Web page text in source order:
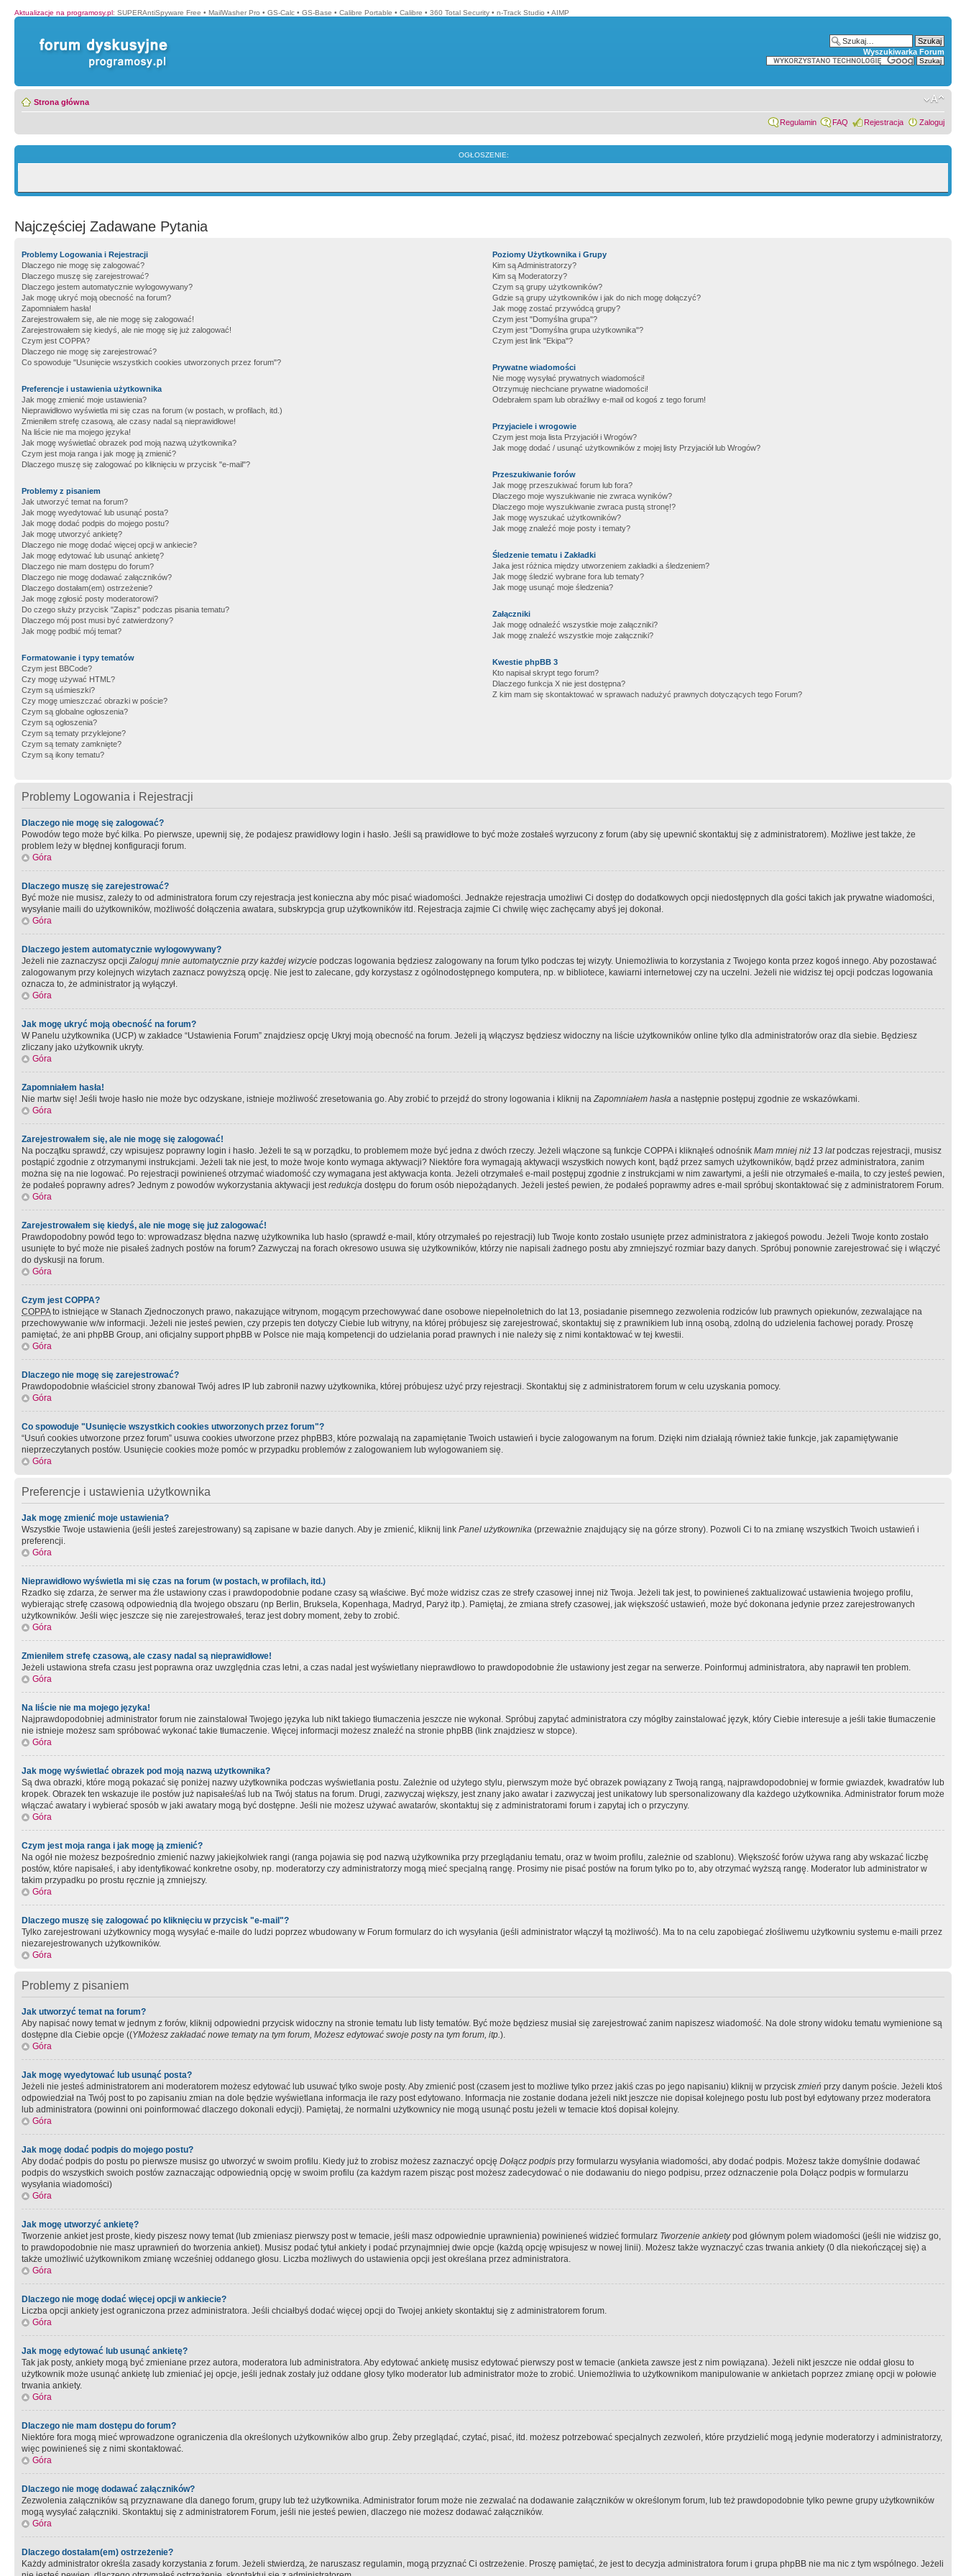
Aktualizacje na programosy.pl: SUPERAntiSpyware Free • MailWasher Pro • GS-Calc • GS-Base • Calibre Portable • Calibre • 360 Total Security • n-Track Studio • AIMP
Wyszukiwarka Forum
Strona główna
Regulamin FAQ Rejestracja Zaloguj
OGŁOSZENIE:
Najczęściej Zadawane Pytania
Problemy Logowania i Rejestracji
Dlaczego nie mogę się zalogować?
Dlaczego muszę się zarejestrować?
Dlaczego jestem automatycznie wylogowywany?
Jak mogę ukryć moją obecność na forum?
Zapomniałem hasła!
Zarejestrowałem się, ale nie mogę się zalogować!
Zarejestrowałem się kiedyś, ale nie mogę się już zalogować!
Czym jest COPPA?
Dlaczego nie mogę się zarejestrować?
Co spowoduje "Usunięcie wszystkich cookies utworzonych przez forum"?
Preferencje i ustawienia użytkownika
Jak mogę zmienić moje ustawienia?
Nieprawidłowo wyświetla mi się czas na forum (w postach, w profilach, itd.)
Zmieniłem strefę czasową, ale czasy nadal są nieprawidłowe!
Na liście nie ma mojego języka!
Jak mogę wyświetlać obrazek pod moją nazwą użytkownika?
Czym jest moja ranga i jak mogę ją zmienić?
Dlaczego muszę się zalogować po kliknięciu w przycisk "e-mail"?
Problemy z pisaniem
Jak utworzyć temat na forum?
Jak mogę wyedytować lub usunąć posta?
Jak mogę dodać podpis do mojego postu?
Jak mogę utworzyć ankietę?
Dlaczego nie mogę dodać więcej opcji w ankiecie?
Jak mogę edytować lub usunąć ankietę?
Dlaczego nie mam dostępu do forum?
Dlaczego nie mogę dodawać załączników?
Dlaczego dostałam(em) ostrzeżenie?
Jak mogę zgłosić posty moderatorowi?
Do czego służy przycisk "Zapisz" podczas pisania tematu?
Dlaczego mój post musi być zatwierdzony?
Jak mogę podbić mój temat?
Formatowanie i typy tematów
Czym jest BBCode?
Czy mogę używać HTML?
Czym są uśmieszki?
Czy mogę umieszczać obrazki w poście?
Czym są globalne ogłoszenia?
Czym są ogłoszenia?
Czym są tematy przyklejone?
Czym są tematy zamknięte?
Czym są ikony tematu?
Poziomy Użytkownika i Grupy
Kim są Administratorzy?
Kim są Moderatorzy?
Czym są grupy użytkowników?
Gdzie są grupy użytkowników i jak do nich mogę dołączyć?
Jak mogę zostać przywódcą grupy?
Czym jest "Domyślna grupa"?
Czym jest "Domyślna grupa użytkownika"?
Czym jest link "Ekipa"?
Prywatne wiadomości
Nie mogę wysyłać prywatnych wiadomości!
Otrzymuję niechciane prywatne wiadomości!
Odebrałem spam lub obraźliwy e-mail od kogoś z tego forum!
Przyjaciele i wrogowie
Czym jest moja lista Przyjaciół i Wrogów?
Jak mogę dodać / usunąć użytkowników z mojej listy Przyjaciół lub Wrogów?
Przeszukiwanie forów
Jak mogę przeszukiwać forum lub fora?
Dlaczego moje wyszukiwanie nie zwraca wyników?
Dlaczego moje wyszukiwanie zwraca pustą stronę!?
Jak mogę wyszukać użytkowników?
Jak mogę znaleźć moje posty i tematy?
Śledzenie tematu i Zakładki
Jaka jest różnica między utworzeniem zakładki a śledzeniem?
Jak mogę śledzić wybrane fora lub tematy?
Jak mogę usunąć moje śledzenia?
Załączniki
Jak mogę odnaleźć wszystkie moje załączniki?
Jak mogę znaleźć wszystkie moje załączniki?
Kwestie phpBB 3
Kto napisał skrypt tego forum?
Dlaczego funkcja X nie jest dostępna?
Z kim mam się skontaktować w sprawach nadużyć prawnych dotyczących tego Forum?
Problemy Logowania i Rejestracji
Dlaczego nie mogę się zalogować?
Powodów tego może być kilka. Po pierwsze, upewnij się, że podajesz prawidłowy login i hasło. Jeśli są prawidłowe to być może zostałeś wyrzucony z forum (aby się upewnić skontaktuj się z administratorem). Możliwe jest także, że
problem leży w błędnej konfiguracji forum.
Góra
Dlaczego muszę się zarejestrować?
Być może nie musisz, zależy to od administratora forum czy rejestracja jest konieczna aby móc pisać wiadomości. Jednakże rejestracja umożliwi Ci dostęp do dodatkowych opcji niedostępnych dla gości takich jak prywatne wiadomości,
wysyłanie maili do użytkowników, możliwość dołączenia awatara, subskrypcja grup użytkowników itd. Rejestracja zajmie Ci chwilę więc zachęcamy abyś jej dokonał.
Góra
Dlaczego jestem automatycznie wylogowywany?
Jeżeli nie zaznaczysz opcjiZaloguj mnie automatycznie przy każdej wizycie podczas logowania będziesz zalogowany na forum tylko podczas tej wizyty. Uniemożliwia to korzystania z Twojego konta przez kogoś innego. Aby pozostawać
zalogowanym przy kolejnych wizytach zaznacz powyższą opcję. Nie jest to zalecane, gdy korzystasz z ogólnodostępnego komputera, np. w bibliotece, kawiarni internetowej czy na uczelni. Jeżeli nie widzisz tej opcji podczas logowania
oznacza to, że administrator ją wyłączył.
Góra
Jak mogę ukryć moją obecność na forum?
W Panelu użytkownika (UCP) w zakładce “Ustawienia Forum” znajdziesz opcję Ukryj moją obecność na forum. Jeżeli ją włączysz będziesz widoczny na liście użytkowników online tylko dla administratorów oraz dla siebie. Będziesz
zliczany jako użytkownik ukryty.
Góra
Zapomniałem hasła!
Nie martw się! Jeśli twoje hasło nie może byc odzyskane, istnieje możliwość zresetowania go. Aby zrobić to przejdź do strony logowania i kliknij naZapomniałem hasła a następnie postępuj zgodnie ze wskazówkami.
Góra
Zarejestrowałem się, ale nie mogę się zalogować!
Na początku sprawdź, czy wpisujesz poprawny login i hasło. Jeżeli te są w porządku, to problemem może być jedna z dwóch rzeczy. Jeżeli włączone są funkcje COPPA i kliknąłeś odnośnik Mam mniej niż 13 latpodczas rejestracji, musisz
postąpić zgodnie z otrzymanymi instrukcjami. Jeżeli tak nie jest, to może twoje konto wymaga aktywacji? Niektóre fora wymagają aktywacji wszystkich nowych kont, bądź przez samych użytkowników, bądź przez administratora, zanim
można się na nie logować. Po rejestracji powinieneś otrzymać wiadomość czy wymagana jest aktywacja konta. Jeżeli otrzymałeś e-mail postępuj zgodnie z instrukcjami w nim zawartymi, a jeśli nie otrzymałeś e-maila, to czy jesteś pewien,
że podałeś poprawny adres? Jednym z powodów wykorzystania aktywacji jestredukcja dostępu do forum osób niepożądanych. Jeżeli jesteś pewien, że podałeś poprawmy adres e-mail spróbuj skontaktować się z administratorem Forum.
Góra
Zarejestrowałem się kiedyś, ale nie mogę się już zalogować!
Prawdopodobny powód tego to: wprowadzasz błędna nazwę użytkownika lub hasło (sprawdź e-mail, który otrzymałeś po rejestracji) lub Twoje konto zostało usunięte przez administratora z jakiegoś powodu. Jeżeli Twoje konto zostało
usunięte to być może nie pisałeś żadnych postów na forum? Zazwyczaj na forach okresowo usuwa się użytkowników, którzy nie napisali żadnego postu aby zmniejszyć rozmiar bazy danych. Spróbuj ponownie zarejestrować się i włączyć
do dyskusji na forum.
Góra
Czym jest COPPA?
COPPAto istniejące w Stanach Zjednoczonych prawo, nakazujące witrynom, mogącym przechowywać dane osobowe niepełnoletnich do lat 13, posiadanie pisemnego zezwolenia rodziców lub prawnych opiekunów, zezwalające na
przechowywanie w/w informacji. Jeżeli nie jesteś pewien, czy przepis ten dotyczy Ciebie lub witryny, na której próbujesz się zarejestrować, skontaktuj się z prawnikiem lub inną osobą, zdolną do udzielenia fachowej porady. Proszę
pamiętać, że ani phpBB Group, ani oficjalny support phpBB w Polsce nie mają kompetencji do udzielania porad prawnych i nie należy się z nimi kontaktować w tej kwestii.
Góra
Dlaczego nie mogę się zarejestrować?
Prawdopodobnie właściciel strony zbanował Twój adres IP lub zabronił nazwy użytkownika, której próbujesz użyć przy rejestracji. Skontaktuj się z administratorem forum w celu uzyskania pomocy.
Góra
Co spowoduje "Usunięcie wszystkich cookies utworzonych przez forum"?
“Usuń cookies utworzone przez forum” usuwa cookies utworzone przez phpBB3, które pozwalają na zapamiętanie Twoich ustawień i bycie zalogowanym na forum. Dzięki nim działają również takie funkcje, jak zapamiętywanie
nieprzeczytanych postów. Usunięcie cookies może pomóc w przypadku problemów z zalogowaniem lub wylogowaniem się.
Góra
Preferencje i ustawienia użytkownika
Jak mogę zmienić moje ustawienia?
Wszystkie Twoje ustawienia (jeśli jesteś zarejestrowany) są zapisane w bazie danych. Aby je zmienić, kliknij link Panel użytkownika (przeważnie znajdujący się na górze strony). Pozwoli Ci to na zmianę wszystkich Twoich ustawień i
preferencji.
Góra
Nieprawidłowo wyświetla mi się czas na forum (w postach, w profilach, itd.)
Rzadko się zdarza, że serwer ma źle ustawiony czas i prawdopodobnie podane czasy są właściwe. Być może widzisz czas ze strefy czasowej innej niż Twoja. Jeżeli tak jest, to powinieneś zaktualizować ustawienia twojego profilu,
wybierając strefę czasową odpowiednią dla twojego obszaru (np Berlin, Bruksela, Kopenhaga, Madryd, Paryż itp.). Pamiętaj, że zmiana strefy czasowej, jak większość ustawień, może być dokonana jedynie przez zarejestrowanych
użytkowników. Jeśli więc jeszcze się nie zarejestrowałeś, teraz jest dobry moment, żeby to zrobić.
Góra
Zmieniłem strefę czasową, ale czasy nadal są nieprawidłowe!
Jeżeli ustawiona strefa czasu jest poprawna oraz uwzględnia czas letni, a czas nadal jest wyświetlany nieprawdłowo to prawdopodobnie źle ustawiony jest zegar na serwerze. Poinformuj administratora, aby naprawił ten problem.
Góra
Na liście nie ma mojego języka!
Najprawdopodobniej administrator forum nie zainstalował Twojego języka lub nikt takiego tłumaczenia jeszcze nie wykonał. Spróbuj zapytać administratora czy mógłby zainstalować język, który Ciebie interesuje a jeśli takie tłumaczenie
nie istnieje możesz sam spróbować wykonać takie tłumaczenie. Więcej informacji możesz znaleźć na stronie phpBB (link znajdziesz w stopce).
Góra
Jak mogę wyświetlać obrazek pod moją nazwą użytkownika?
Są dwa obrazki, które mogą pokazać się poniżej nazwy użytkownika podczas wyświetlania postu. Zależnie od użytego stylu, pierwszym może być obrazek powiązany z Twoją rangą, najprawdopodobniej w formie gwiazdek, kwadratów lub
kropek. Obrazek ten wskazuje ile postów już napisałeś/aś lub na Twój status na forum. Drugi, zazwyczaj większy, jest znany jako awatar i zazwyczaj jest unikatowy lub spersonalizowany dla każdego użytkownika. Administrator forum może
włączać awatary i wybierać sposób w jaki awatary mogą być dostępne. Jeśli nie możesz używać awatarów, skontaktuj się z administratorami forum i zapytaj ich o przyczyny.
Góra
Czym jest moja ranga i jak mogę ją zmienić?
Na ogół nie możesz bezpośrednio zmienić nazwy jakiejkolwiek rangi (ranga pojawia się pod nazwą użytkownika przy przeglądaniu tematu, oraz w twoim profilu, zależnie od szablonu). Większość forów używa rang aby wskazać liczbę
postów, które napisałeś, i aby identyfikować konkretne osoby, np. moderatorzy czy administratorzy mogą mieć specjalną rangę. Prosimy nie pisać postów na forum tylko po to, aby otrzymać wyższą rangę. Moderator lub administrator w
takim przypadku po prostu ręcznie ją zmniejszy.
Góra
Dlaczego muszę się zalogować po kliknięciu w przycisk "e-mail"?
Tylko zarejestrowani użytkownicy mogą wysyłać e-maile do ludzi poprzez wbudowany w Forum formularz do ich wysyłania (jeśli administrator włączył tą możliwość). Ma to na celu zapobiegać złośliwemu użytkowniu systemu e-maili przez
niezarejestrowanych użytkowników.
Góra
Problemy z pisaniem
Jak utworzyć temat na forum?
Aby napisać nowy temat w jednym z forów, kliknij odpowiedni przycisk widoczny na stronie tematu lub listy tematów. Być może będziesz musiał się zarejestrować zanim napiszesz wiadomość. Na dole strony widoku tematu wymienione są
dostępne dla Ciebie opcje ((YMożesz zakładać nowe tematy na tym forum, Możesz edytować swoje posty na tym forum, itp.).
Góra
Jak mogę wyedytować lub usunąć posta?
Jeżeli nie jesteś administratorem ani moderatorem możesz edytować lub usuwać tylko swoje posty. Aby zmienić post (czasem jest to możliwe tylko przez jakiś czas po jego napisaniu) kliknij w przycisk zmień przy danym poście. Jeżeli ktoś
odpowiedział na Twój post to po zapisaniu zmian na dole będzie wyświetlana informacja ile razy post edytowano. Informacja nie zostanie dodana jeżeli nikt jeszcze nie dopisał kolejnego postu lub post był edytowany przez moderatora
lub administratora (powinni oni poinformować dlaczego dokonali edycji). Pamiętaj, że normalni użytkownicy nie mogą usunąć postu jeżeli w temacie ktoś dopisał kolejny.
Góra
Jak mogę dodać podpis do mojego postu?
Aby dodać podpis do postu po pierwsze musisz go utworzyć w swoim profilu. Kiedy już to zrobisz możesz zaznaczyć opcję Dołącz podpis przy formularzu wysyłania wiadomości, aby dodać podpis. Możesz także domyślnie dodawać
podpis do wszystkich swoich postów zaznaczając odpowiednią opcję w swoim profilu (za każdym razem pisząc post możesz zadecydować o nie dodawaniu do niego podpisu, przez odznaczenie pola Dołącz podpis w formularzu
wysyłania wiadomości)
Góra
Jak mogę utworzyć ankietę?
Tworzenie ankiet jest proste, kiedy piszesz nowy temat (lub zmieniasz pierwszy post w temacie, jeśli masz odpowiednie uprawnienia) powinieneś widzieć formularz Tworzenie ankietypod głównym polem wiadomości (jeśli nie widzisz go,
to prawdopodobnie nie masz uprawnień do tworzenia ankiet). Musisz podać tytuł ankiety i podać przynajmniej dwie opcje (każdą opcję wpisujesz w nowej linii). Możesz także wyznaczyć czas trwania ankiety (0 dla niekończącej się) a
także umożliwić użytkownikom zmianę wcześniej oddanego głosu. Liczba możliwych do ustawienia opcji jest określana przez administratora.
Góra
Dlaczego nie mogę dodać więcej opcji w ankiecie?
Liczba opcji ankiety jest ograniczona przez administratora. Jeśli chciałbyś dodać więcej opcji do Twojej ankiety skontaktuj się z administratorem forum.
Góra
Jak mogę edytować lub usunąć ankietę?
Tak jak posty, ankiety mogą być zmieniane przez autora, moderatora lub administratora. Aby edytować ankietę musisz edytować pierwszy post w temacie (ankieta zawsze jest z nim powiązana). Jeżeli nikt jeszcze nie oddał głosu to
użytkownik może usunąć ankietę lub zmieniać jej opcje, jeśli jednak zostały już oddane głosy tylko moderator lub administrator może to zrobić. Uniemożliwia to użytkownikom manipulowanie w ankietach poprzez zmianę opcji w połowie
trwania ankiety.
Góra
Dlaczego nie mam dostępu do forum?
Niektóre fora mogą mieć wprowadzone ograniczenia dla określonych użytkowników albo grup. Żeby przeglądać, czytać, pisać, itd. możesz potrzebować specjalnych zezwoleń, które przydzielić mogą jedynie moderatorzy i administratorzy,
więc powinieneś się z nimi skontaktować.
Góra
Dlaczego nie mogę dodawać załączników?
Zezwolenia załączników są przyznawane dla danego forum, grupy lub też użytkownika. Administrator forum może nie zezwalać na dodawanie załączników w określonym forum, lub też prawdopodobnie tylko pewne grupy użytkowników
mogą wysyłać załączniki. Skontaktuj się z administratorem Forum, jeśli nie jesteś pewien, dlaczego nie możesz dodawać załączników.
Góra
Dlaczego dostałam(em) ostrzeżenie?
Każdy administrator określa zasady korzystania z forum. Jeżeli stwierdzą, że naruszasz regulamin, mogą przyznać Ci ostrzeżenie. Proszę pamiętać, że jest to decyzja administratora forum i grupa phpBB nie ma nic z tym wspólnego. Jeżeli